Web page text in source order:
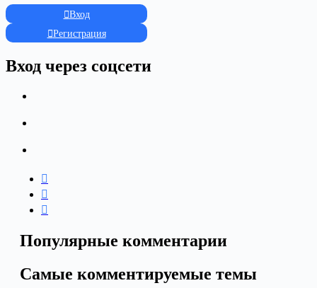
Вход
Регистрация
Вход через соцсети
Популярные комментарии
Самые комментируемые темы